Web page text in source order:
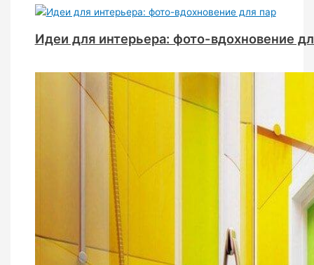
Идеи для интерьера: фото-вдохновение